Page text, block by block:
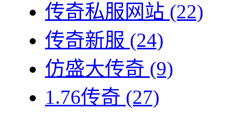
传奇私服网站 (22)
传奇新服 (24)
仿盛大传奇 (9)
1.76传奇 (27)